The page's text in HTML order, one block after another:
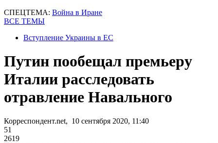
СПЕЦТЕМА: Война в Иране
ВСЕ ТЕМЫ
Вступление Украины в ЕС
Путин пообещал премьеру
Италии расследовать
отравление Навального
Корреспондент.net, 10 сентября 2020, 11:40
51
2619